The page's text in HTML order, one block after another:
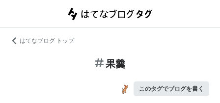
はてなブログ トップ
果羹
このタグでブログを書く